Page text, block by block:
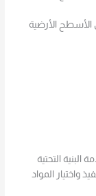
الأسطح الأرضية
التحتية
واختيار المواد